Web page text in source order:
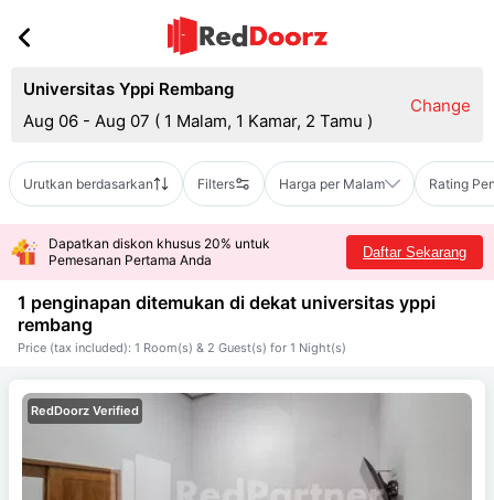
Universitas Yppi Rembang
Aug 06 - Aug 07 ( 1 Malam, 1 Kamar, 2 Tamu )
Change
Urutkan berdasarkan Filters Harga per Malam Rating
Dapatkan diskon khusus 20% untuk
Pemesanan Pertama Anda
Daftar Sekarang
1 penginapan ditemukan di dekat universitas yppi
rembang
Price (tax included): 1 Room(s) & 2 Guest(s) for 1 Night(s)
RedDoorz Verified